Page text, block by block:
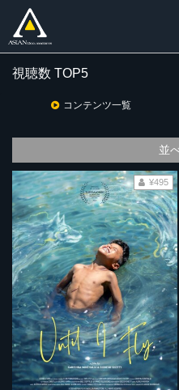
視聴数 TOP5
コンテンツ一覧
並
¥495